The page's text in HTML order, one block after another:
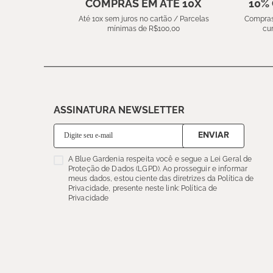
COMPRAS EM ATÉ 10X
Até 10x sem juros no cartão / Parcelas
mínimas de R$100,00
10%
ASSINATURA NEWSLETTER
ENVIAR
A Blue Gardenia respeita você e segue a Lei Geral de
Proteção de Dados (LGPD). Ao prosseguir e informar
meus dados, estou ciente das diretrizes da Política de
Privacidade, presente neste link: Política de
Privacidade